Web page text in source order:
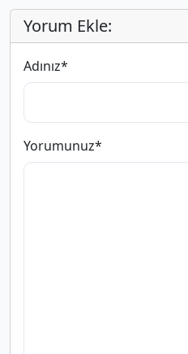
Yorum Ekle:
Adınız*
Yorumunuz*